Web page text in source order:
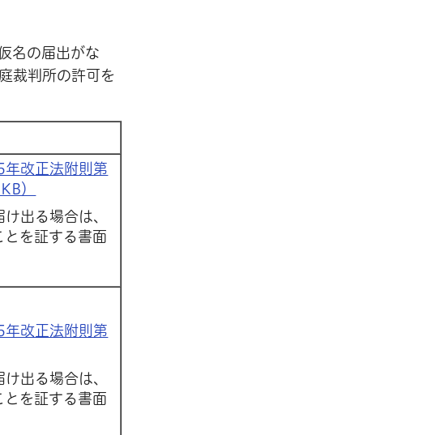
名の届出がな
裁判所の許可を
年改正法附則第
）
出る場合は、
とを証する書面
年改正法附則第
出る場合は、
とを証する書面